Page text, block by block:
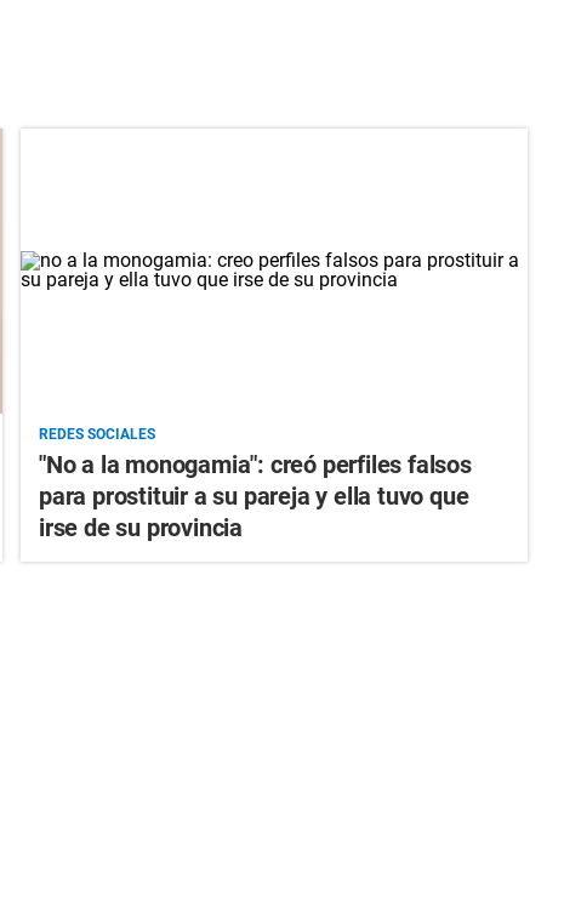
REDES SOCIALES
"No a la monogamia": creó perfiles falsos
para prostituir a su pareja y ella tuvo que
irse de su provincia